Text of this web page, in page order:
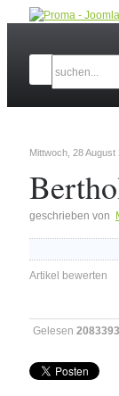
Mittwoch, 28 August
geschrieben von
Artikel bewerten
Gelesen 2083393